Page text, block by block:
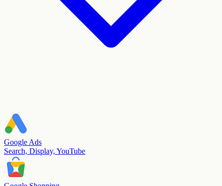
Google Ads
Search, Display, YouTube